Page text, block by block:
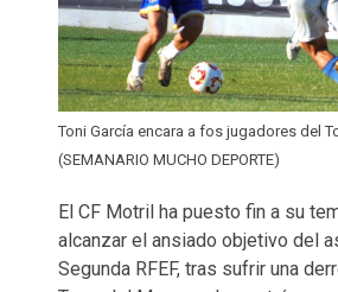
Toni García encara a fos jugadores del
(SEMANARIO MUCHO DEPORTE)
El CF Motril ha puesto fin a su
alcanzar el ansiado objetivo del
Segunda RFEF, tras sufrir una